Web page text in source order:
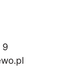
9